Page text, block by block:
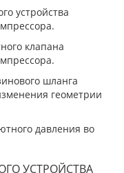
устройства
клапана
шланга
геометрии
давления во
УСТРОЙСТВА